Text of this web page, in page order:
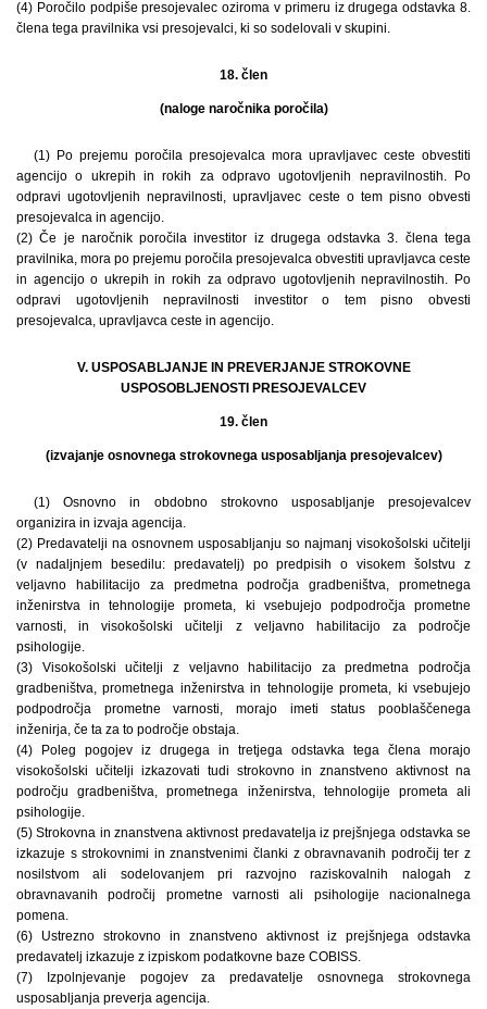
(4) Poročilo podpiše presojevalec oziroma v primeru iz drugega odstavka 8.
člena tega pravilnika vsi presojevalci, ki so sodelovali v skupini.
18. člen
(naloge naročnika poročila)
(1) Po prejemu poročila presojevalca mora upravljavec ceste obvestiti
agencijo o ukrepih in rokih za odpravo ugotovljenih nepravilnostih. Po
odpravi ugotovljenih nepravilnosti, upravljavec ceste o tem pisno obvesti
presojevalca in agencijo.
(2) Če je naročnik poročila investitor iz drugega odstavka 3. člena tega
pravilnika, mora po prejemu poročila presojevalca obvestiti upravljavca ceste
in agencijo o ukrepih in rokih za odpravo ugotovljenih nepravilnostih. Po
odpravi ugotovljenih nepravilnosti investitor o tem pisno obvesti
presojevalca, upravljavca ceste in agencijo.
V. USPOSABLJANJE IN PREVERJANJE STROKOVNE
USPOSOBLJENOSTI PRESOJEVALCEV
19. člen
(izvajanje osnovnega strokovnega usposabljanja presojevalcev)
(1) Osnovno in obdobno strokovno usposabljanje presojevalcev
organizira in izvaja agencija.
(2) Predavatelji na osnovnem usposabljanju so najmanj visokošolski učitelji
(v nadaljnjem besedilu: predavatelj) po predpisih o visokem šolstvu z
veljavno habilitacijo za predmetna področja gradbeništva, prometnega
inženirstva in tehnologije prometa, ki vsebujejo podpodročja prometne
varnosti, in visokošolski učitelji z veljavno habilitacijo za področje
psihologije.
(3) Visokošolski učitelji z veljavno habilitacijo za predmetna področja
gradbeništva, prometnega inženirstva in tehnologije prometa, ki vsebujejo
podpodročja prometne varnosti, morajo imeti status pooblaščenega
inženirja, če ta za to področje obstaja.
(4) Poleg pogojev iz drugega in tretjega odstavka tega člena morajo
visokošolski učitelji izkazovati tudi strokovno in znanstveno aktivnost na
področju gradbeništva, prometnega inženirstva, tehnologije prometa ali
psihologije.
(5) Strokovna in znanstvena aktivnost predavatelja iz prejšnjega odstavka se
izkazuje s strokovnimi in znanstvenimi članki z obravnavanih področij ter z
nosilstvom ali sodelovanjem pri razvojno raziskovalnih nalogah z
obravnavanih področij prometne varnosti ali psihologije nacionalnega
pomena.
(6) Ustrezno strokovno in znanstveno aktivnost iz prejšnjega odstavka
predavatelj izkazuje z izpiskom podatkovne baze COBISS.
(7) Izpolnjevanje pogojev za predavatelje osnovnega strokovnega
usposabljanja preverja agencija.